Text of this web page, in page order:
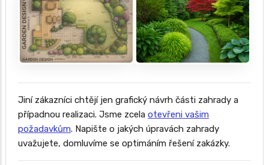
Jiní zákazníci chtějí jen grafický návrh části zahrady a
případnou realizaci. Jsme zcela otevřeni vašim
požadavkům. Napište o jakých úpravách zahrady
uvažujete, domluvíme se optimáním řešení zakázky.